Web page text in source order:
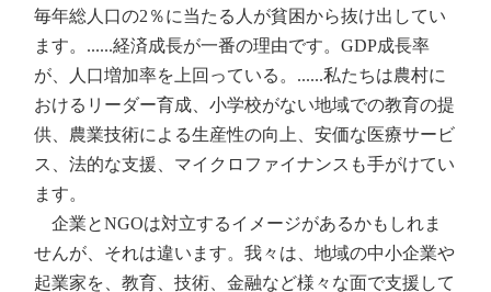
毎年総人口の2％に当たる人が貧困から抜け出してい
ます。......経済成長が一番の理由です。GDP成長率
が、人口増加率を上回っている。......私たちは農村に
おけるリーダー育成、小学校がない地域での教育の提
供、農業技術による生産性の向上、安価な医療サービ
ス、法的な支援、マイクロファイナンスも手がけてい
ます。
企業とNGOは対立するイメージがあるかもしれま
せんが、それは違います。我々は、地域の中小企業や
起業家を、教育、技術、金融など様々な面で支援して